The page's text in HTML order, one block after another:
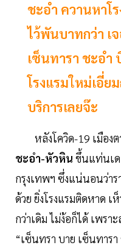
ชะอำ ควานหาโ
ไว้พันบาทกว่า เ
เซ็นทารา ชะอำ
โรงแรมใหม่เอี่ย
บริการเลยจ๊ะ
หลังโควิด-19 เมืองตา
ชะอำ-หัวหิน ขึ้นแท่นเด
กรุงเทพฯ ซึ่งแน่นอนว่า
ด้วย ยิ่งโรงแรมติดหาด
กว่าเดิม ไม่ง้อก็ได้ เพร
“เซ็นทรา บาย เซ็นทาร